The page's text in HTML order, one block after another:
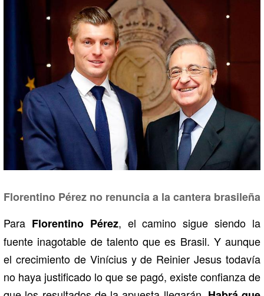
Florentino Pérez no renuncia a la cantera brasileña
Para Florentino Pérez, el camino sigue siendo la
fuente inagotable de talento que es Brasil. Y aunque
el crecimiento de Vinícius y de Reinier Jesus todavía
no haya justificado lo que se pagó, existe confianza de